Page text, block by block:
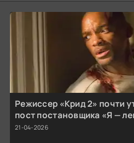
Режиссер «Крид 2» почти
пост постановщика «Я —
21-04-2026